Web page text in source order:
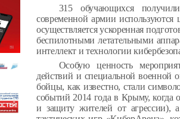
315 обучающихся
современной армии
осуществляется ускоренная
беспилотными летательными
интеллект и технологии
Особую ценность
действий и специальной военной
бойцы, как известно, стали
событий 2014 года в Крыму, когда
и защиту жителей от агрессии),